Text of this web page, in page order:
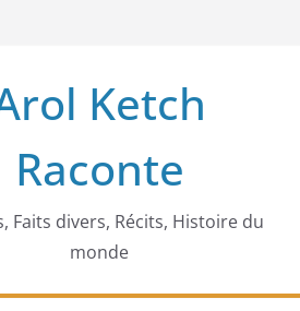
Ketch
Raconte
Faits divers, Récits, Histoire du
monde